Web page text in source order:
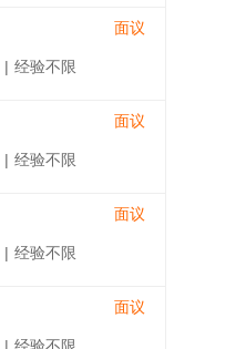
面议
| 经验不限
面议
| 经验不限
面议
| 经验不限
面议